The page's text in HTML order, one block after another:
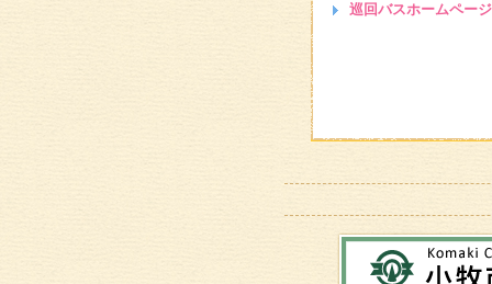
巡回バスホームページ